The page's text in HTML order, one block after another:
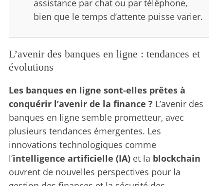
assistance par chat ou par téléphone,
bien que le temps d’attente puisse varier.
L’avenir des banques en ligne : tendances et
évolutions
Les banques en ligne sont-elles prêtes à
conquérir l’avenir de la finance ? L’avenir des
banques en ligne semble prometteur, avec
plusieurs tendances émergentes. Les
innovations technologiques comme
l’intelligence artificielle (IA)et la blockchain
ouvrent de nouvelles perspectives pour la